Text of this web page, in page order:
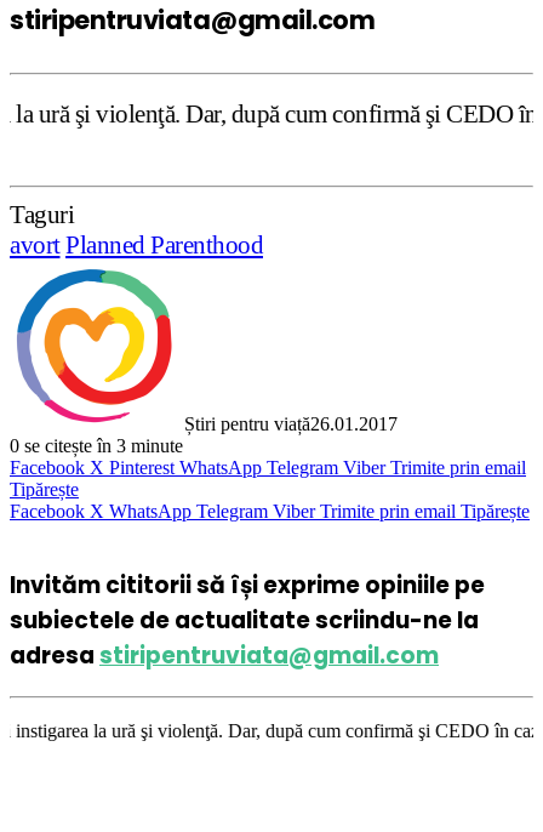
stiripentruviata@gmail.com
după cum confirmă şi CEDO în cazul
Taguri
avortPlanned Parenthood
Știri pentru viață26.01.2017
0 se citește în 3 minute
Facebook X Pinterest WhatsApp Telegram Viber Trimite prin email
Tipărește
Facebook X WhatsApp Telegram Viber Trimite prin email Tipărește
Invităm cititorii să își exprime opiniile pe
subiectele de actualitate scriindu-ne la
adresastiripentruviata@gmail.com
violenţă. Dar, după cum confirmă şi CEDO în cazul Handyside